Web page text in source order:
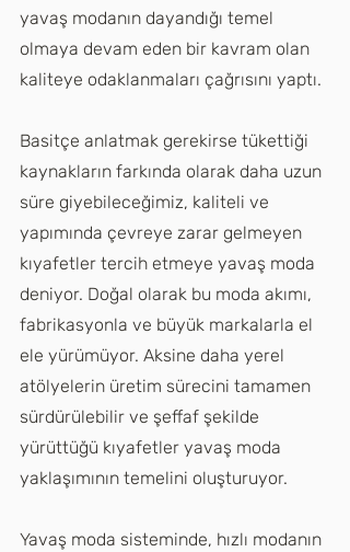
yavaş modanın dayandığı temel
olmaya devam eden bir kavram olan
kaliteye odaklanmaları çağrısını yaptı.
Basitçe anlatmak gerekirse tükettiği
kaynakların farkında olarak daha uzun
süre giyebileceğimiz, kaliteli ve
yapımında çevreye zarar gelmeyen
kıyafetler tercih etmeye yavaş moda
deniyor. Doğal olarak bu moda akımı,
fabrikasyonla ve büyük markalarla el
ele yürümüyor. Aksine daha yerel
atölyelerin üretim sürecini tamamen
sürdürülebilir ve şeffaf şekilde
yürüttüğü kıyafetler yavaş moda
yaklaşımının temelini oluşturuyor.
Yavaş moda sisteminde, hızlı modanın